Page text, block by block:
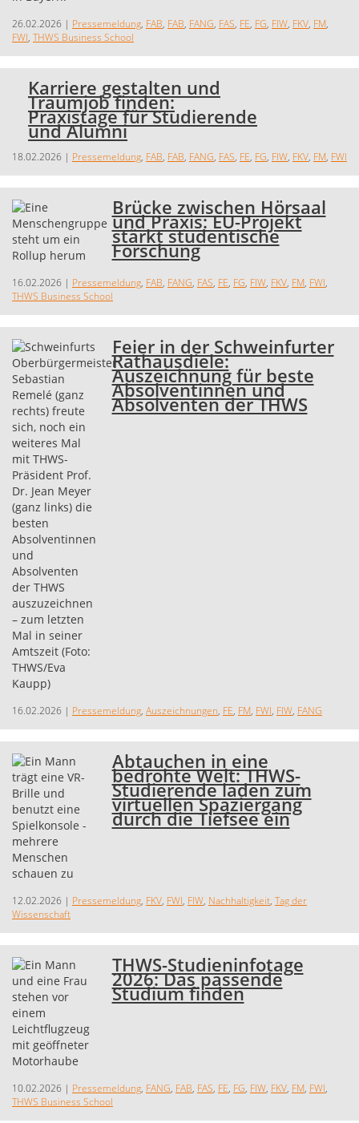
26.02.2026 | Pressemeldung, FAB, FAB, FANG, FAS, FE, FG, FIW, FKV, FM,
FWI, THWS Business School
Karriere gestalten und
Traumjob finden:
Praxistage für Studierende
und Alumni
18.02.2026 | Pressemeldung, FAB, FAB, FANG, FAS, FE, FG, FIW, FKV, FM, FWI
Brücke zwischen Hörsaal
und Praxis: EU-Projekt
stärkt studentische
Forschung
16.02.2026 | Pressemeldung, FAB, FANG, FAS, FE, FG, FIW, FKV, FM, FWI,
THWS Business School
Feier in der Schweinfurter
Rathausdiele:
Auszeichnung für beste
Absolventinnen und
Absolventen der THWS
16.02.2026 | Pressemeldung, Auszeichnungen, FE, FM, FWI, FIW, FANG
Abtauchen in eine
bedrohte Welt: THWS-
Studierende laden zum
virtuellen Spaziergang
durch die Tiefsee ein
12.02.2026 | Pressemeldung, FKV, FWI, FIW, Nachhaltigkeit, Tag der
Wissenschaft
THWS-Studieninfotage
2026: Das passende
Studium finden
10.02.2026 | Pressemeldung, FANG, FAB, FAS, FE, FG, FIW, FKV, FM, FWI,
THWS Business School